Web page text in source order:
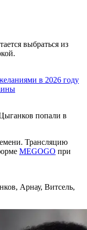
выбраться из
в 2026 году
попали в
Трансляцию
MEGOGO при
Арнау, Витсель,